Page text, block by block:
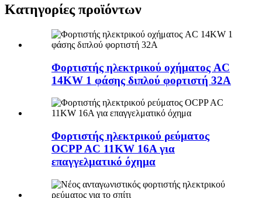
Κατηγορίες προϊόντων
Φορτιστής ηλεκτρικού οχήματος AC
14KW 1 φάσης διπλού φορτιστή 32A
Φορτιστής ηλεκτρικού ρεύματος
OCPP AC 11KW 16A για
επαγγελματικό όχημα